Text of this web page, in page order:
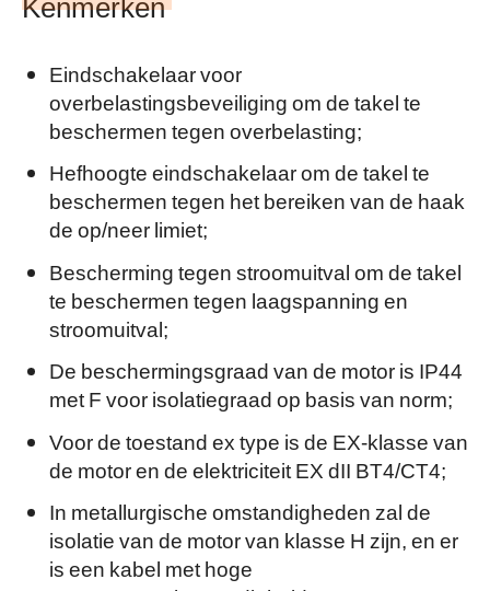
Kenmerken
Eindschakelaar voor
overbelastingsbeveiliging om de takel te
beschermen tegen overbelasting;
Hefhoogte eindschakelaar om de takel te
beschermen tegen het bereiken van de haak
de op/neer limiet;
Bescherming tegen stroomuitval om de takel
te beschermen tegen laagspanning en
stroomuitval;
De beschermingsgraad van de motor is IP44
met F voor isolatiegraad op basis van norm;
Voor de toestand ex type is de EX-klasse van
de motor en de elektriciteit EX dII BT4/CT4;
In metallurgische omstandigheden zal de
isolatie van de motor van klasse H zijn, en er
is een kabel met hoge